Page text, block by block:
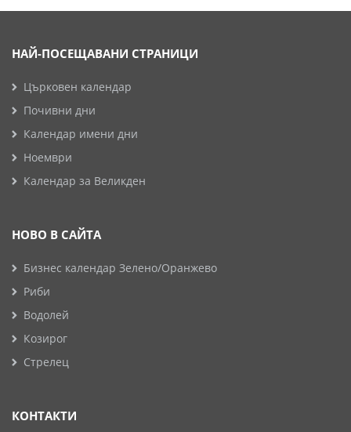
НАЙ-ПОСЕЩАВАНИ СТРАНИЦИ
Църковен календар
Почивни дни
Календар имени дни
Ноември
Календар за Великден
НОВО В САЙТА
Бизнес календар Зелено/Оранжево
Риби
Водолей
Козирог
Стрелец
КОНТАКТИ